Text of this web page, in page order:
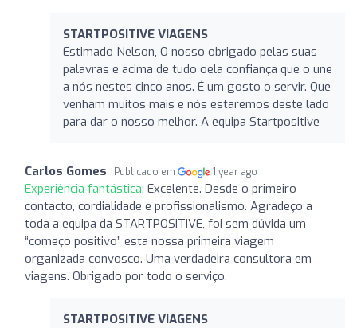
STARTPOSITIVE VIAGENS
Estimado Nelson, O nosso obrigado pelas suas
palavras e acima de tudo oela confiança que o une
a nós nestes cinco anos. É um gosto o servir. Que
venham muitos mais e nós estaremos deste lado
para dar o nosso melhor. A equipa Startpositive
Carlos Gomes Publicado em 1 year ago
Experiência fantástica: Excelente. Desde o primeiro
contacto, cordialidade e profissionalismo. Agradeço a
toda a equipa da STARTPOSITIVE, foi sem dúvida um
“começo positivo” esta nossa primeira viagem
organizada convosco. Uma verdadeira consultora em
viagens. Obrigado por todo o serviço.
STARTPOSITIVE VIAGENS